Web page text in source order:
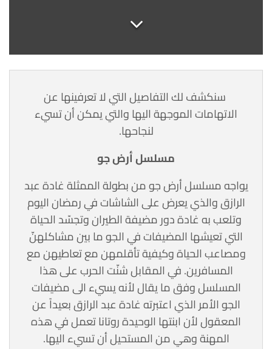
سنكشف لك التفاصيل التي لا تعرفينها عن
الاتهامات الموجهة اليها والتي يمكن أن تسيء
لنجاحها.
مسلسل أرض جو
يواجه مسلسل أرض جو من بطولة الممثلة غادة عبد
الرازق والذي يعرض على الشاشات في رمضان اليوم
وتلعب به غادة دور مضيفة الطيران وتجسّد الحياة
التي تعيشها المضيفات في الجو ما بين مشاكلهنّ
ومصاعب الحياة وكيفية تأقلمهن مع تعاطيهن مع
المسافرين. في المقابل شنّت الحرب على هذا
المسلسل وفق ما يقال لأنه يسيء الى مضيفات
الجو الأمر الذي اعتبرته غادة عبد الرازق بعيداً عن
المعقول لأن ابنتها الوحيدة روتانا تعمل في هذه
المهنة وهي من المستحيل أن تسيء اليها.